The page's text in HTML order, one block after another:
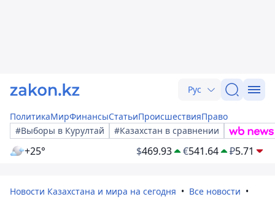
Рус
ПолитикаМирФинансыСтатьиПроисшествияПраво
#Выборы в Курултай
#Казахстан в сравнении
+25° $469.93 €541.64 ₽5.71
Новости Казахстана и мира на сегодня
Все новости